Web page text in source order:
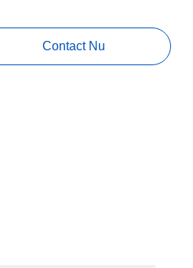
Contact Nu